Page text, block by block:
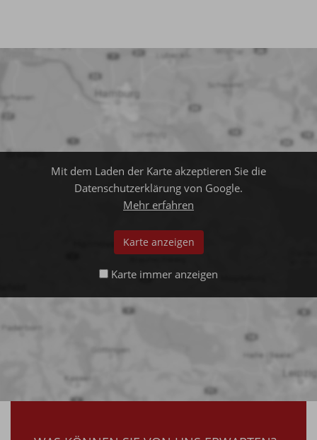
Mit dem Laden der Karte akzeptieren Sie die
Datenschutzerklärung von Google.
Mehr erfahren
Karte anzeigen
Karte immer anzeigen